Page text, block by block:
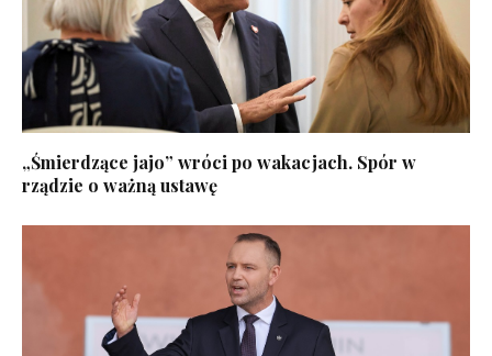
„Śmierdzące jajo” wróci po wakacjach. Spór w
rządzie o ważną ustawę